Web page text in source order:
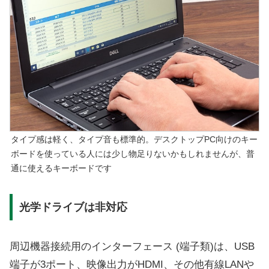
タイプ感は軽く、タイプ音も標準的。デスクトップPC向けのキー
ボードを使っている人には少し物足りないかもしれませんが、普
通に使えるキーボードです
光学ドライブは非対応
周辺機器接続用のインターフェース (端子類)は、USB
端子が3ポート、映像出力がHDMI、その他有線LANや